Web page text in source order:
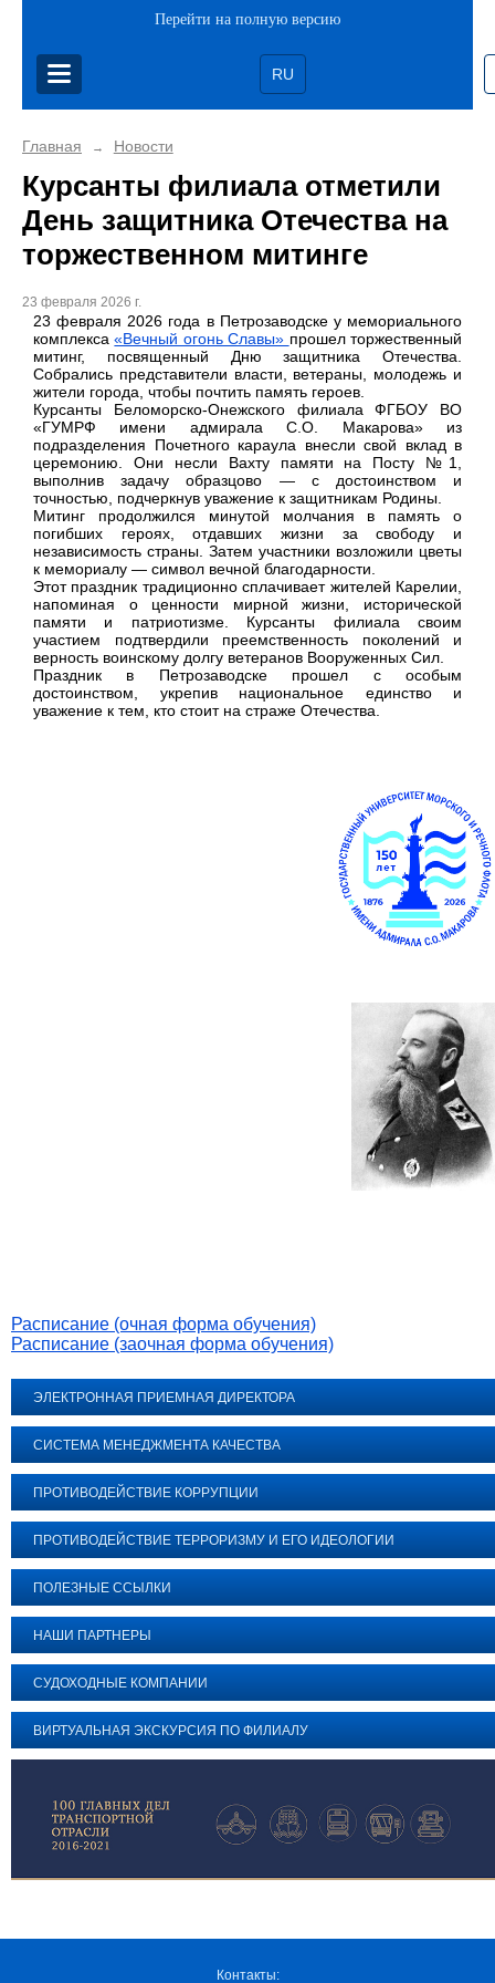
Перейти на полную версию
RU
Главная → Новости
Курсанты филиала отметили
День защитника Отечества на
торжественном митинге
23 февраля 2026 г.
23 февраля 2026 года в Петрозаводске у мемориального
комплекса«Вечный огонь Славы» прошел торжественный
митинг, посвященный Дню защитника Отечества.
Собрались представители власти, ветераны, молодежь и
жители города, чтобы почтить память героев.
Курсанты Беломорско-Онежского филиала ФГБОУ ВО
«ГУМРФ имени адмирала С.О. Макарова» из
подразделения Почетного караула внесли свой вклад в
церемонию. Они несли Вахту памяти на Посту №1,
выполнив задачу образцово — с достоинством и
точностью, подчеркнув уважение к защитникам Родины.
Митинг продолжился минутой молчания в память о
погибших героях, отдавших жизни за свободу и
независимость страны. Затем участники возложили цветы
к мемориалу — символ вечной благодарности.
Этот праздник традиционно сплачивает жителей Карелии,
напоминая о ценности мирной жизни, исторической
памяти и патриотизме. Курсанты филиала своим
участием подтвердили преемственность поколений и
верность воинскому долгу ветеранов Вооруженных Сил.
Праздник в Петрозаводске прошел с особым
достоинством, укрепив национальное единство и
уважение к тем, кто стоит на страже Отечества.
Расписание (очная форма обучения)
Расписание (заочная форма обучения)
ЭЛЕКТРОННАЯ ПРИЕМНАЯ ДИРЕКТОРА
СИСТЕМА МЕНЕДЖМЕНТА КАЧЕСТВА
ПРОТИВОДЕЙСТВИЕ КОРРУПЦИИ
ПРОТИВОДЕЙСТВИЕ ТЕРРОРИЗМУ И ЕГО ИДЕОЛОГИИ
ПОЛЕЗНЫЕ ССЫЛКИ
НАШИ ПАРТНЕРЫ
СУДОХОДНЫЕ КОМПАНИИ
ВИРТУАЛЬНАЯ ЭКСКУРСИЯ ПО ФИЛИАЛУ
Контакты: